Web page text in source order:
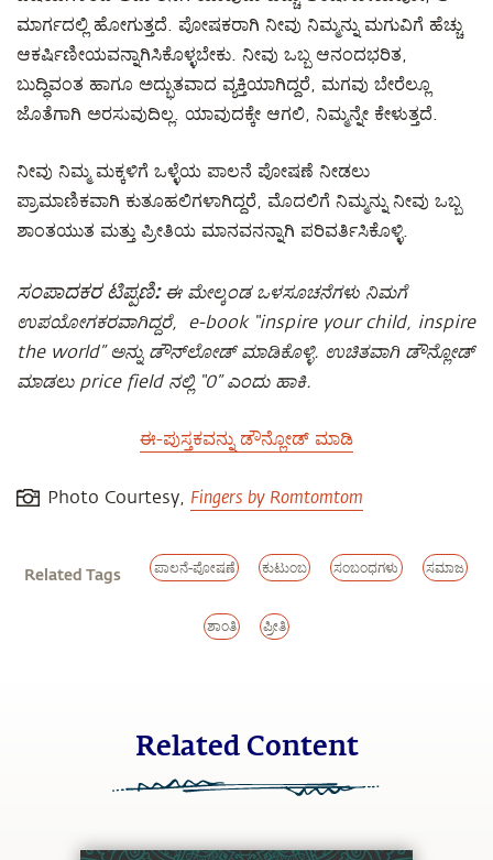
ಮಾರ್ಗದಲ್ಲಿ ಹೋಗುತ್ತದೆ. ಪೋಷಕರಾಗಿ ನೀವು ನಿಮ್ಮನ್ನು ಮಗುವಿಗೆ ಹೆಚ್ಚು
ಆಕರ್ಷಿಣೀಯವನ್ನಾಗಿಸಿಕೊಳ್ಳಬೇಕು. ನೀವು ಒಬ್ಬ ಆನಂದಭರಿತ,
ಬುದ್ಧಿವಂತ ಹಾಗೂ ಅದ್ಭುತವಾದ ವ್ಯಕ್ತಿಯಾಗಿದ್ದರೆ, ಮಗವು ಬೇರೆಲ್ಲೂ
ಜೊತೆಗಾಗಿ ಅರಸುವುದಿಲ್ಲ. ಯಾವುದಕ್ಕೇ ಆಗಲಿ, ನಿಮ್ಮನ್ನೇ ಕೇಳುತ್ತದೆ.
ನೀವು ನಿಮ್ಮ ಮಕ್ಕಳಿಗೆ ಒಳ್ಳೆಯ ಪಾಲನೆ ಪೋಷಣೆ ನೀಡಲು
ಪ್ರಾಮಾಣಿಕವಾಗಿ ಕುತೂಹಲಿಗಳಾಗಿದ್ದರೆ, ಮೊದಲಿಗೆ ನಿಮ್ಮನ್ನು ನೀವು ಒಬ್ಬ
ಶಾಂತಯುತ ಮತ್ತು ಪ್ರೀತಿಯ ಮಾನವನನ್ನಾಗಿ ಪರಿವರ್ತಿಸಿಕೊಳ್ಳಿ.
ಸಂಪಾದಕರ ಟಿಪ್ಪಣಿ: ಈ ಮೇಲ್ಕಂಡ ಒಳಸೂಚನೆಗಳು ನಿಮಗೆ
ಉಪಯೋಗಕರವಾಗಿದ್ದರೆ, e-book “inspire your child, inspire
the world” ಅನ್ನು ಡೌನ್‌ಲೋಡ್ ಮಾಡಿಕೊಳ್ಳಿ. ಉಚಿತವಾಗಿ ಡೌನ್ಲೋಡ್
ಮಾಡಲು price field ನಲ್ಲಿ “0” ಎಂದು ಹಾಕಿ.
ಈ-ಪುಸ್ತಕವನ್ನು ಡೌನ್ಲೋಡ್ ಮಾಡಿ
Photo Courtesy, Fingers by Romtomtom
Related Tags ಪಾಲನೆ-ಪೋಷಣೆ ಕುಟುಂಬ ಸಂಬಂಧಗಳು ಸಮಾಜ
ಶಾಂತಿ ಪ್ರೀತಿ
Related Content